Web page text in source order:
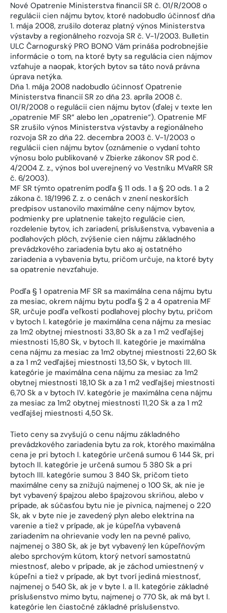
Nové Opatrenie Ministerstva financií SR č. 01/R/2008 o
regulácii cien nájmu bytov, ktoré nadobudlo účinnosť dňa
1. mája 2008, zrušilo doteraz platný výnos Ministerstva
výstavby a regionálneho rozvoja SR č. V-1/2003. Bulletin
ULC Čarnogurský PRO BONO Vám prináša podrobnejšie
informácie o tom, na ktoré byty sa regulácia cien nájmov
vzťahuje a naopak, ktorých bytov sa táto nová právna
úprava netýka.
Dňa 1. mája 2008 nadobudlo účinnosť Opatrenie
Ministerstva financií SR zo dňa 23. apríla 2008 č.
01/R/2008 o regulácii cien nájmu bytov (ďalej v texte len
„opatrenie MF SR“ alebo len „opatrenie“). Opatrenie MF
SR zrušilo výnos Ministerstva výstavby a regionálneho
rozvoja SR zo dňa 22. decembra 2003 č. V-1/2003 o
regulácii cien nájmu bytov (oznámenie o vydaní tohto
výnosu bolo publikované v Zbierke zákonov SR pod č.
4/2004 Z. z., výnos bol uverejnený vo Vestníku MVaRR SR
č. 6/2003).
MF SR týmto opatrením podľa § 11 ods. 1 a § 20 ods. 1 a 2
zákona č. 18/1996 Z. z. o cenách v znení neskorších
predpisov ustanovilo maximálne ceny nájmov bytov,
podmienky pre uplatnenie takejto regulácie cien,
rozdelenie bytov, ich zariadení, príslušenstva, vybavenia a
podlahových plôch, zvýšenie cien nájmu základného
prevádzkového zariadenia bytu ako aj ostatného
zariadenia a vybavenia bytu, pričom určuje, na ktoré byty
sa opatrenie nevzťahuje.
Podľa § 1 opatrenia MF SR sa maximálna cena nájmu bytu
za mesiac, okrem nájmu bytu podľa § 2 a 4 opatrenia MF
SR, určuje podľa veľkosti podlahovej plochy bytu, pričom
v bytoch I. kategórie je maximálna cena nájmu za mesiac
za 1m2 obytnej miestnosti 33,80 Sk a za 1 m2 vedľajšej
miestnosti 15,80 Sk, v bytoch II. kategórie je maximálna
cena nájmu za mesiac za 1m2 obytnej miestnosti 22,60 Sk
a za 1 m2 vedľajšej miestnosti 13,50 Sk, v bytoch III.
kategórie je maximálna cena nájmu za mesiac za 1m2
obytnej miestnosti 18,10 Sk a za 1 m2 vedľajšej miestnosti
6,70 Sk a v bytoch IV. kategórie je maximálna cena nájmu
za mesiac za 1m2 obytnej miestnosti 11,20 Sk a za 1 m2
vedľajšej miestnosti 4,50 Sk.
Tieto ceny sa zvyšujú o cenu nájmu základného
prevádzkového zariadenia bytu za rok, ktorého maximálna
cena je pri bytoch I. kategórie určená sumou 6 144 Sk, pri
bytoch II. kategórie je určená sumou 5 380 Sk a pri
bytoch III. kategórie sumou 3 840 Sk, pričom tieto
maximálne ceny sa znižujú najmenej o 100 Sk, ak nie je
byt vybavený špajzou alebo špajzovou skriňou, alebo v
prípade, ak súčasťou bytu nie je pivnica, najmenej o 220
Sk, ak v byte nie je zavedený plyn alebo elektrina na
varenie a tiež v prípade, ak je kúpeľňa vybavená
zariadením na ohrievanie vody len na pevné palivo,
najmenej o 380 Sk, ak je byt vybavený len kúpeľňovým
alebo sprchovým kútom, ktorý netvorí samostatnú
miestnosť, alebo v prípade, ak je záchod umiestnený v
kúpeľni a tiež v prípade, ak byt tvorí jediná miestnosť,
najmenej o 540 Sk, ak je v byte I. a II. kategórie základné
príslušenstvo mimo bytu, najmenej o 770 Sk, ak má byt I.
kategórie len čiastočné základné príslušenstvo.